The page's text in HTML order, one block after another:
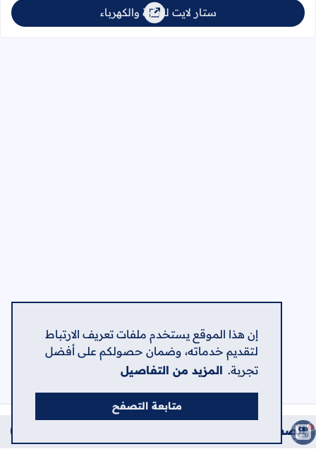
إن هذا الموقع يستخدم ملفات تعريف الارتباط
لتقديم خدماته، وضمان حصولكم على أفضل
تجربة. المزيد من التفاصيل
متابعة التصفح
ستار لايت للإنارة والكهرباء
الصفحات